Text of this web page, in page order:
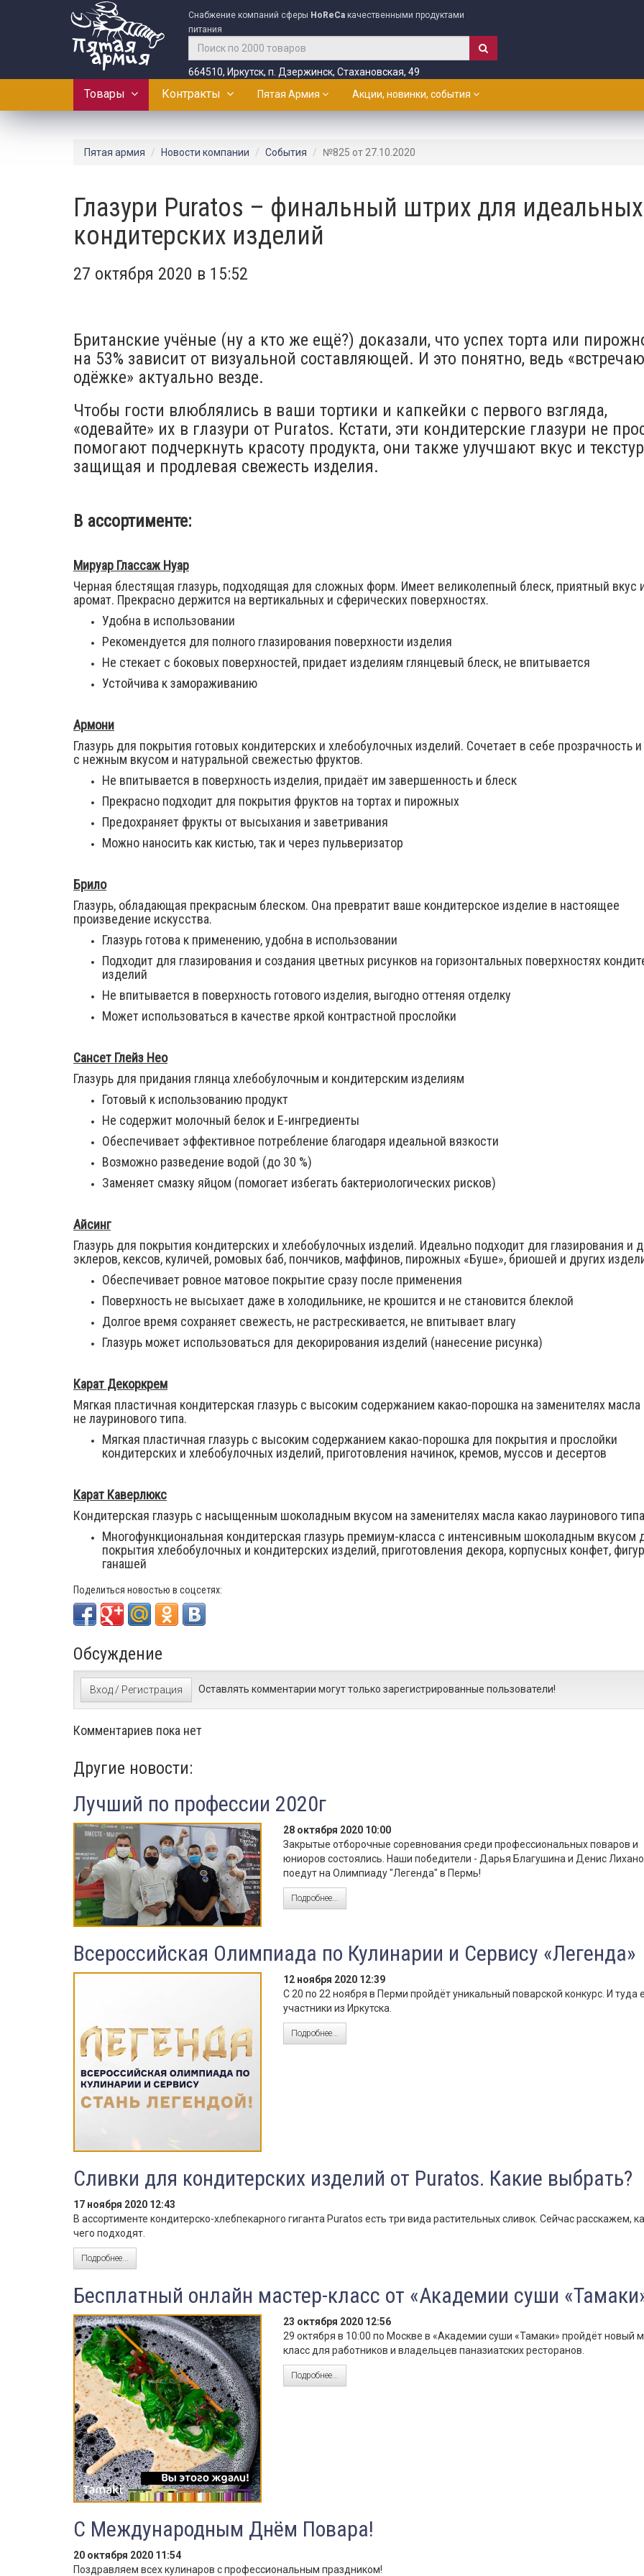
Снабжение компаний сферы HoReCa качественными продуктами
питания
664510, Иркутск, п. Дзержинск, Стахановская, 49
Товары Контракты Пятая Армия Акции, новинки, события
Пятая армия Новости компании События №825 от 27.10.2020
Глазури Puratos – финальный штрих для идеальных
кондитерских изделий
27 октября 2020 в 15:52
Британские учёные (ну а кто же ещё?) доказали, что успех торта или
на 53% зависит от визуальной составляющей. И это понятно, ведь
одёжке» актуально везде.
Чтобы гости влюблялись в ваши тортики и капкейки с первого взгляда,
«одевайте» их в глазури от Puratos. Кстати, эти кондитерские глазури не
помогают подчеркнуть красоту продукта, они также улучшают вкус и
защищая и продлевая свежесть изделия.
В ассортименте:
Мируар Глассаж Нуар
Черная блестящая глазурь, подходящая для сложных форм. Имеет великолепный блеск, приятный вкус
аромат. Прекрасно держится на вертикальных и сферических поверхностях.
Удобна в использовании
Рекомендуется для полного глазирования поверхности изделия
Не стекает с боковых поверхностей, придает изделиям глянцевый блеск, не впитывается
Устойчива к замораживанию
Армони
Глазурь для покрытия готовых кондитерских и хлебобулочных изделий. Сочетает в себе прозрачность
с нежным вкусом и натуральной свежестью фруктов.
Не впитывается в поверхность изделия, придаёт им завершенность и блеск
Прекрасно подходит для покрытия фруктов на тортах и пирожных
Предохраняет фрукты от высыхания и заветривания
Можно наносить как кистью, так и через пульверизатор
Брило
Глазурь, обладающая прекрасным блеском. Она превратит ваше кондитерское изделие в настоящее
произведение искусства.
Глазурь готова к применению, удобна в использовании
Подходит для глазирования и создания цветных рисунков на горизонтальных поверхностях
изделий
Не впитывается в поверхность готового изделия, выгодно оттеняя отделку
Может использоваться в качестве яркой контрастной прослойки
Сансет Глейз Нео
Глазурь для придания глянца хлебобулочным и кондитерским изделиям
Готовый к использованию продукт
Не содержит молочный белок и Е-ингредиенты
Обеспечивает эффективное потребление благодаря идеальной вязкости
Возможно разведение водой (до 30 %)
Заменяет смазку яйцом (помогает избегать бактериологических рисков)
Айсинг
Глазурь для покрытия кондитерских и хлебобулочных изделий. Идеально подходит для глазирования и
эклеров, кексов, куличей, ромовых баб, пончиков, маффинов, пирожных «Буше», бриошей и других
Обеспечивает ровное матовое покрытие сразу после применения
Поверхность не высыхает даже в холодильнике, не крошится и не становится блеклой
Долгое время сохраняет свежесть, не растрескивается, не впитывает влагу
Глазурь может использоваться для декорирования изделий (нанесение рисунка)
Карат Декоркрем
Мягкая пластичная кондитерская глазурь с высоким содержанием какао-порошка на заменителях масла
не лауринового типа.
Мягкая пластичная глазурь с высоким содержанием какао-порошка для покрытия и прослойки
кондитерских и хлебобулочных изделий, приготовления начинок, кремов, муссов и десертов
Карат Каверлюкс
Кондитерская глазурь с насыщенным шоколадным вкусом на заменителях масла какао лауринового типа
Многофункциональная кондитерская глазурь премиум-класса с интенсивным шоколадным вкусом
покрытия хлебобулочных и кондитерских изделий, приготовления декора, корпусных конфет,
ганашей
Поделиться новостью в соцсетях:
Обсуждение
Вход / Регистрация Оставлять комментарии могут только зарегистрированные пользователи!
Комментариев пока нет
Другие новости:
Лучший по профессии 2020г
28 октября 2020 10:00
Закрытые отборочные соревнования среди профессиональных поваров и
юниоров состоялись. Наши победители - Дарья Благушина и Денис
поедут на Олимпиаду "Легенда" в Пермь!
Подробнее...
Всероссийская Олимпиада по Кулинарии и Сервису «Легенда»
12 ноября 2020 12:39
С 20 по 22 ноября в Перми пройдёт уникальный поварской конкурс. И туда
участники из Иркутска.
Подробнее...
Сливки для кондитерских изделий от Puratos. Какие выбрать?
17 ноября 2020 12:43
В ассортименте кондитерско-хлебпекарного гиганта Puratos есть три вида растительных сливок. Сейчас расскажем,
чего подходят.
Подробнее...
Бесплатный онлайн мастер-класс от «Академии суши
23 октября 2020 12:56
29 октября в 10:00 по Москве в «Академии суши «Тамаки» пройдёт новый
класс для работников и владельцев паназиатских ресторанов.
Подробнее...
С Международным Днём Повара!
20 октября 2020 11:54
Поздравляем всех кулинаров с профессиональным праздником!